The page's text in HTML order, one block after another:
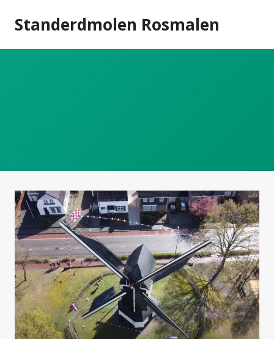
naarStanderdmolen Rosmalen